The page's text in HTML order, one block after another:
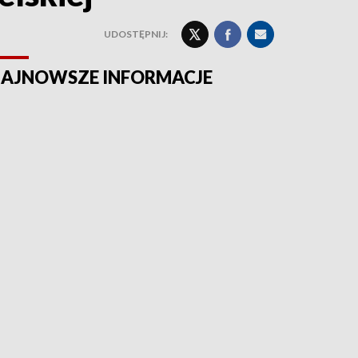
UDOSTĘPNIJ:
INFORMACJE